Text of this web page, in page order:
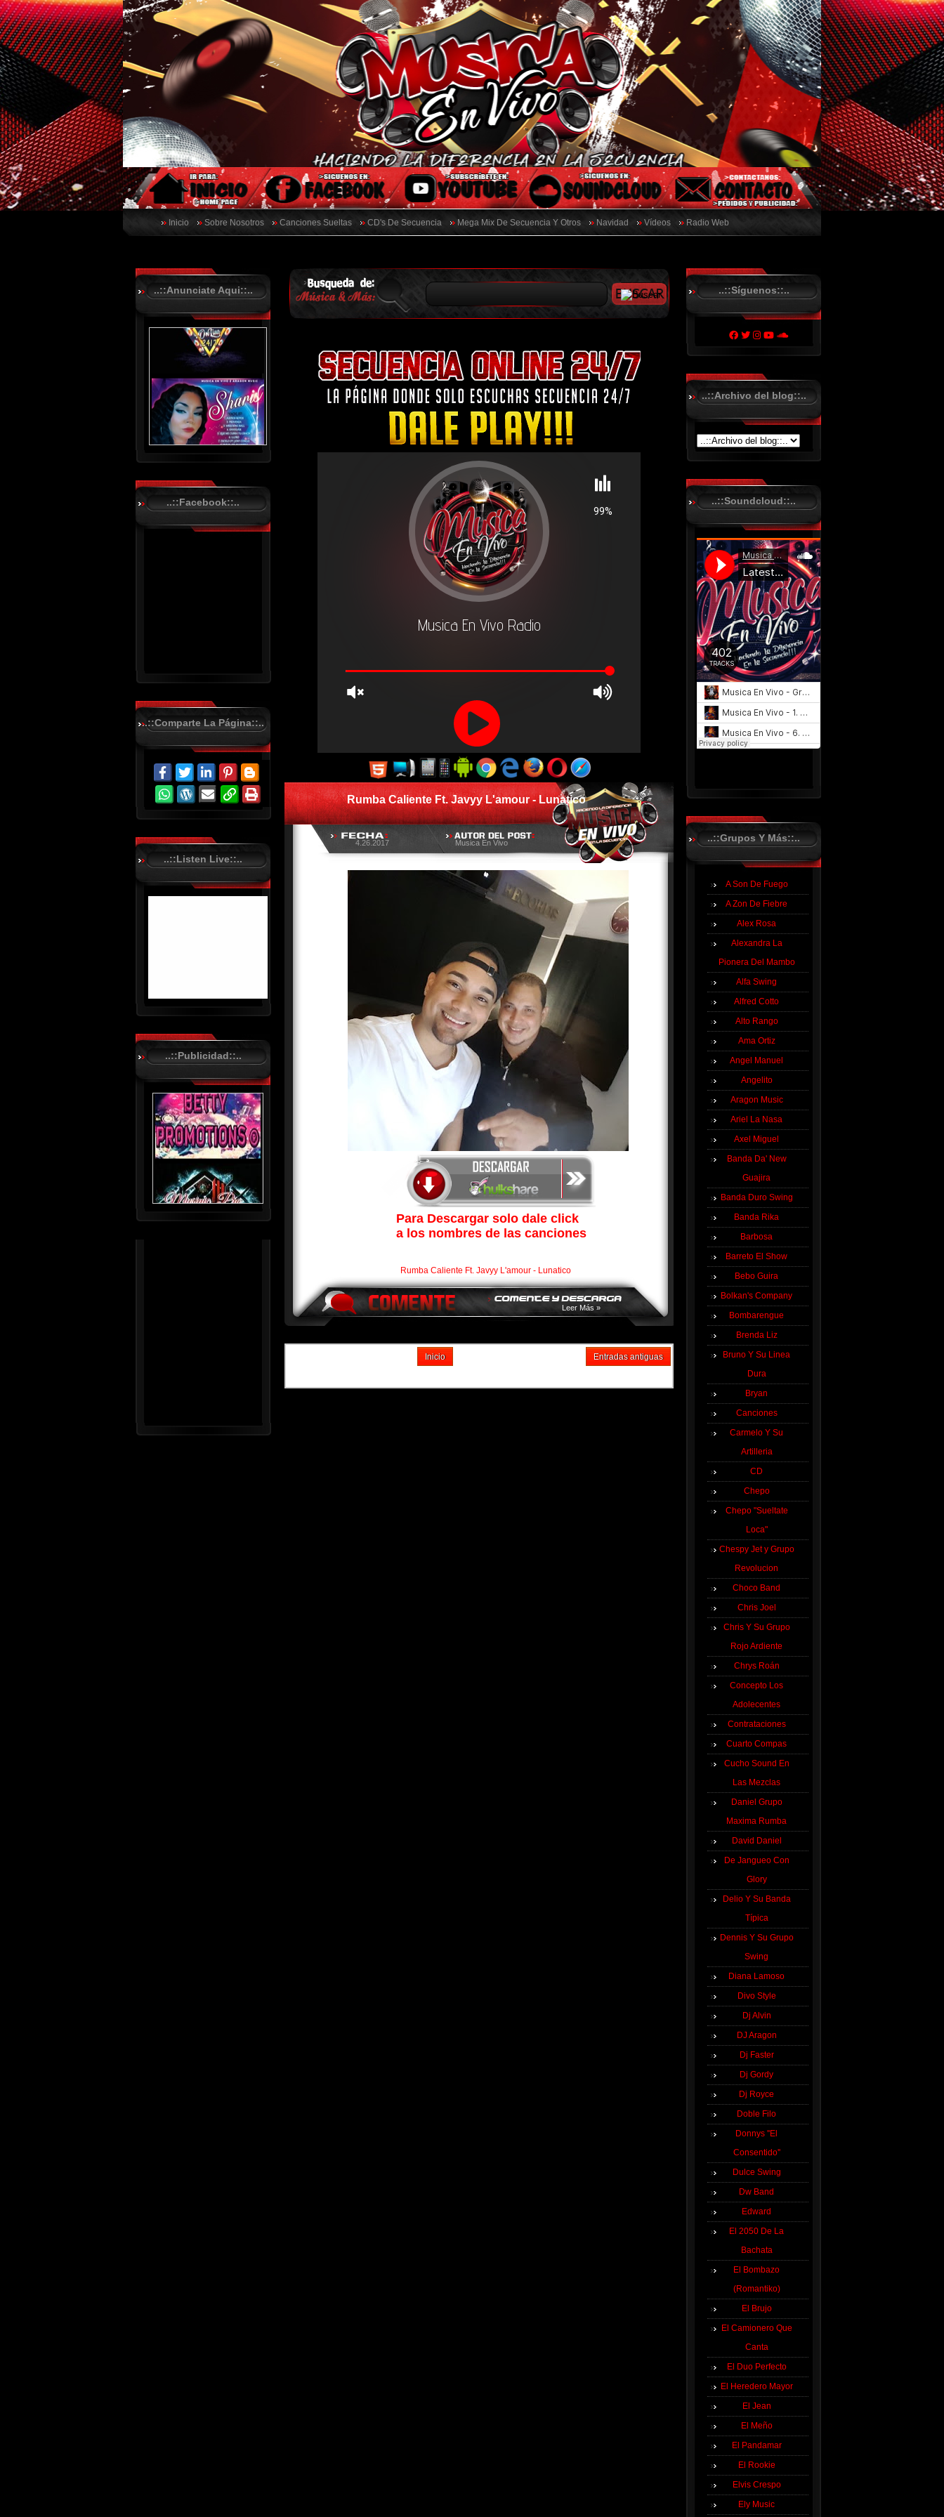
Inicio Sobre Nosotros Canciones Sueltas CD's De Secuencia Mega Mix De Secuencia Y Otros Navidad Vídeos Radio Web
..::Anunciate Aqui::..
..::Facebook::..
..::Comparte La Página::..
..::Listen Live::..
A
S
..::Publicidad::..
A
T
.
N
Rumba Caliente Ft. Javyy L'amour - Lunatico
4.26.2017 Musica En Vivo
Para Descargar solo dale click
a los nombres de las canciones
Rumba Caliente Ft. Javyy L'amour - Lunatico
Leer Más »
Entradas antiguas
Inicio
..::Síguenos::..
..::Archivo del blog::..
..::Soundcloud::..
..::Grupos Y Más::..
A Son De Fuego
A Zon De Fiebre
Alex Rosa
Alexandra La
Pionera Del Mambo
Alfa Swing
Alfred Cotto
Alto Rango
Ama Ortiz
Angel Manuel
Angelito
Aragon Music
Ariel La Nasa
Axel Miguel
Banda Da' New
Guajira
Banda Duro Swing
Banda Rika
Barbosa
Barreto El Show
Bebo Guira
Bolkan's Company
Bombarengue
Brenda Liz
Bruno Y Su Linea
Dura
Bryan
Canciones
Carmelo Y Su
Artilleria
CD
Chepo
Chepo "Sueltate
Loca"
Chespy Jet y Grupo
Revolucion
Choco Band
Chris Joel
Chris Y Su Grupo
Rojo Ardiente
Chrys Roán
Concepto Los
Adolecentes
Contrataciones
Cuarto Compas
Cucho Sound En
Las Mezclas
Daniel Grupo
Maxima Rumba
David Daniel
De Jangueo Con
Glory
Delio Y Su Banda
Típica
Dennis Y Su Grupo
Swing
Diana Lamoso
Divo Style
Dj Alvin
DJ Aragon
Dj Faster
Dj Gordy
Dj Royce
Doble Filo
Donnys ''El
Consentido''
Dulce Swing
Dw Band
Edward
El 2050 De La
Bachata
El Bombazo
(Romantiko)
El Brujo
El Camionero Que
Canta
El Duo Perfecto
El Heredero Mayor
El Jean
El Meño
El Pandamar
El Rookie
Elvis Crespo
Ely Music